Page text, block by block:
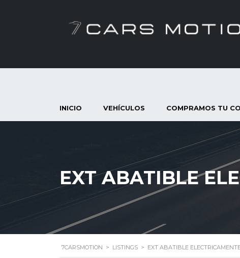
INICIO VEHÍCULOS COMPRAMOS TU
EXT ABATIBLE
7CARSMOTION > LISTINGS > EXT ABATIBLE